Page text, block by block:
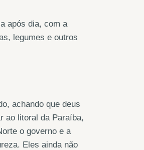
após dia, com a
legumes e outros
achando que deus
ao litoral da Paraíba,
o governo e a
Eles ainda não